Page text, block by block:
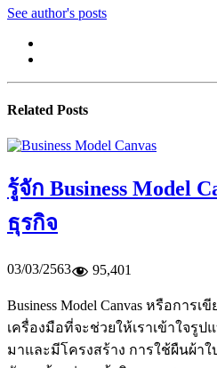
See author's posts
Related Posts
รู้จัก Business Model
ธุรกิจ
03/03/2563 95,401
Business Model Canvas หรือการ
เครื่องมือที่จะช่วยให้เราเข้าใจรูป
มาและมีโครงสร้าง การใช้ผืนผ้าใ